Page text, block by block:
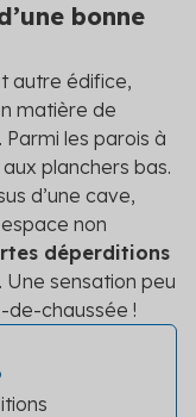
bonne
autre édifice,
matière de
les parois à
planchers bas.
d’une cave,
non
déperditions
sensation peu
de-chaussée !